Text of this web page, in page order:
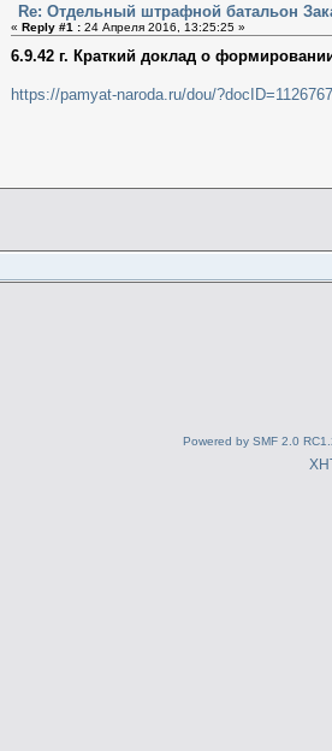
Re: Отдельный штрафной батальон
« Reply #1 :24 Апреля 2016, 13:25:25 »
6.9.42 г. Краткий доклад о
https://pamyat-naroda.ru/dou/
Powered by SMF 2.0